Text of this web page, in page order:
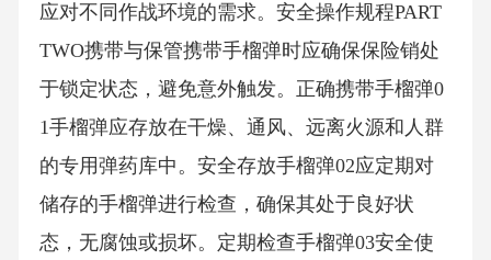
应对不同作战环境的需求。安全操作规程PART
TWO携带与保管携带手榴弹时应确保保险销处
于锁定状态，避免意外触发。正确携带手榴弹0
1手榴弹应存放在干燥、通风、远离火源和人群
的专用弹药库中。安全存放手榴弹02应定期对
储存的手榴弹进行检查，确保其处于良好状
态，无腐蚀或损坏。定期检查手榴弹03安全使